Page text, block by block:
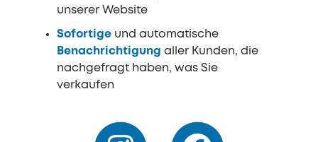
unserer Website
Sofortige und automatische
Benachrichtigung aller Kunden, die
nachgefragt haben, was Sie
verkaufen